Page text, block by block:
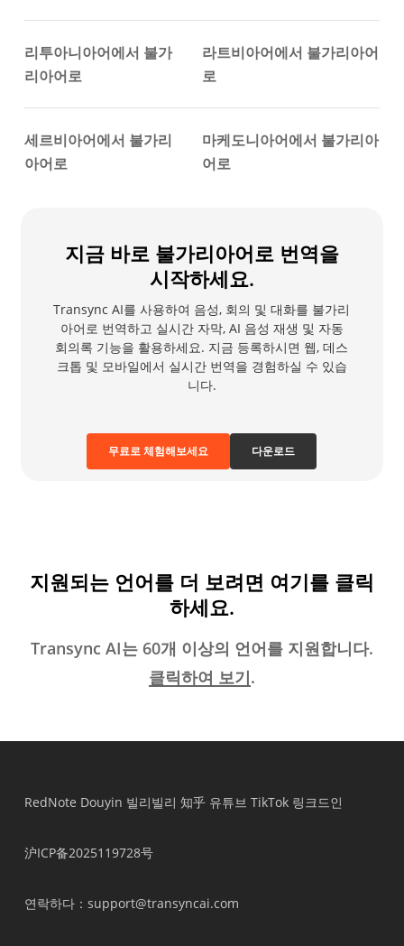
리투아니아어에서 불가
리아어로
라트비아어에서 불가리아어
로
세르비아어에서 불가리
아어로
마케도니아어에서 불가리아
어로
지금 바로 불가리아어로 번역을
시작하세요.
Transync AI를 사용하여 음성, 회의 및 대화를 불가리
아어로 번역하고 실시간 자막, AI 음성 재생 및 자동
회의록 기능을 활용하세요. 지금 등록하시면 웹, 데스
크톱 및 모바일에서 실시간 번역을 경험하실 수 있습
니다.
무료로 체험해보세요 다운로드
지원되는 언어를 더 보려면 여기를 클릭
하세요.
Transync AI는 60개 이상의 언어를 지원합니다.
클릭하여 보기.
RedNote Douyin 빌리빌리 知乎 유튜브 TikTok 링크드인
沪ICP备2025119728号
연락하다：support@transyncai.com